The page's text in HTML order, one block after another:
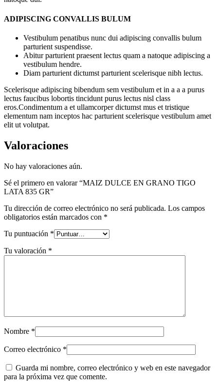
ADIPISCING CONVALLIS BULUM
Vestibulum penatibus nunc dui adipiscing convallis bulum
parturient suspendisse.
Abitur parturient praesent lectus quam a natoque adipiscing a
vestibulum hendre.
Diam parturient dictumst parturient scelerisque nibh lectus.
Scelerisque adipiscing bibendum sem vestibulum et in a a a purus
lectus faucibus lobortis tincidunt purus lectus nisl class
eros.Condimentum a et ullamcorper dictumst mus et tristique
elementum nam inceptos hac parturient scelerisque vestibulum amet
elit ut volutpat.
Valoraciones
No hay valoraciones aún.
Sé el primero en valorar “MAIZ DULCE EN GRANO TIGO
LATA 835 GR”
Tu dirección de correo electrónico no será publicada. Los campos
obligatorios están marcados con *
Tu puntuación *
Tu valoración *
Nombre *
Correo electrónico *
Guarda mi nombre, correo electrónico y web en este navegador
para la próxima vez que comente.